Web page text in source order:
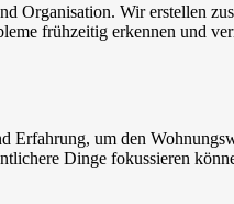
Organisation. Wir erstellen
frühzeitig erkennen und
Erfahrung, um den
Dinge fokussieren